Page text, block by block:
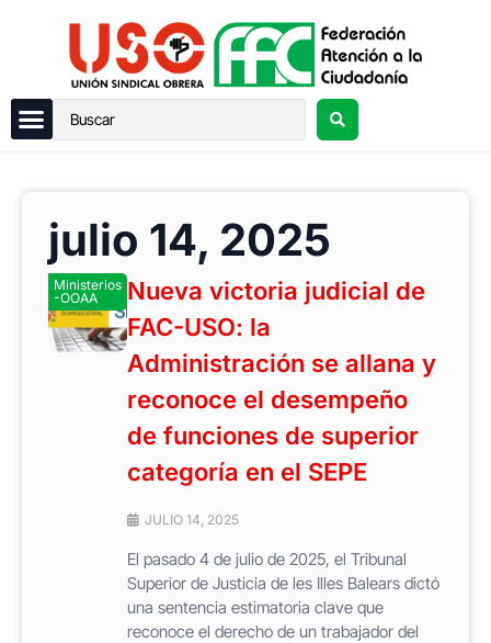
julio 14, 2025
Ministerios
-OOAA
Nueva victoria judicial de
FAC-USO: la
Administración se allana y
reconoce el desempeño
de funciones de superior
categoría en el SEPE
JULIO 14, 2025
El pasado 4 de julio de 2025, el Tribunal
Superior de Justicia de les Illes Balears dictó
una sentencia estimatoria clave que
reconoce el derecho de un trabajador del